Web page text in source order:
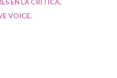
EN LA CRÍTICA
VOICE